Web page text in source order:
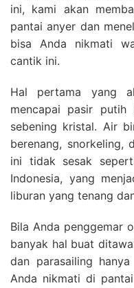
ini, kami akan
pantai anyer dan
bisa Anda nikmati
cantik ini.
Hal pertama yang
mencapai pasir
sebening kristal. Air
berenang, snorkeling,
ini tidak sesak
Indonesia, yang
liburan yang tenang
Bila Anda penggemar
banyak hal buat
dan parasailing
Anda nikmati di